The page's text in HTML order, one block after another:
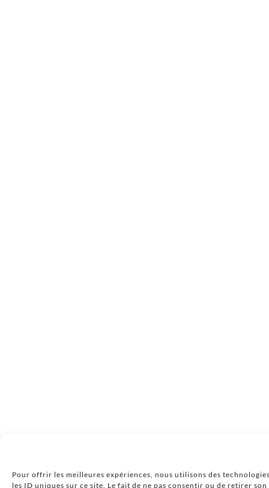
Pour offrir les meilleures expériences, nous utilisons des
les ID uniques sur ce site. Le fait de ne pas consentir ou de retirer